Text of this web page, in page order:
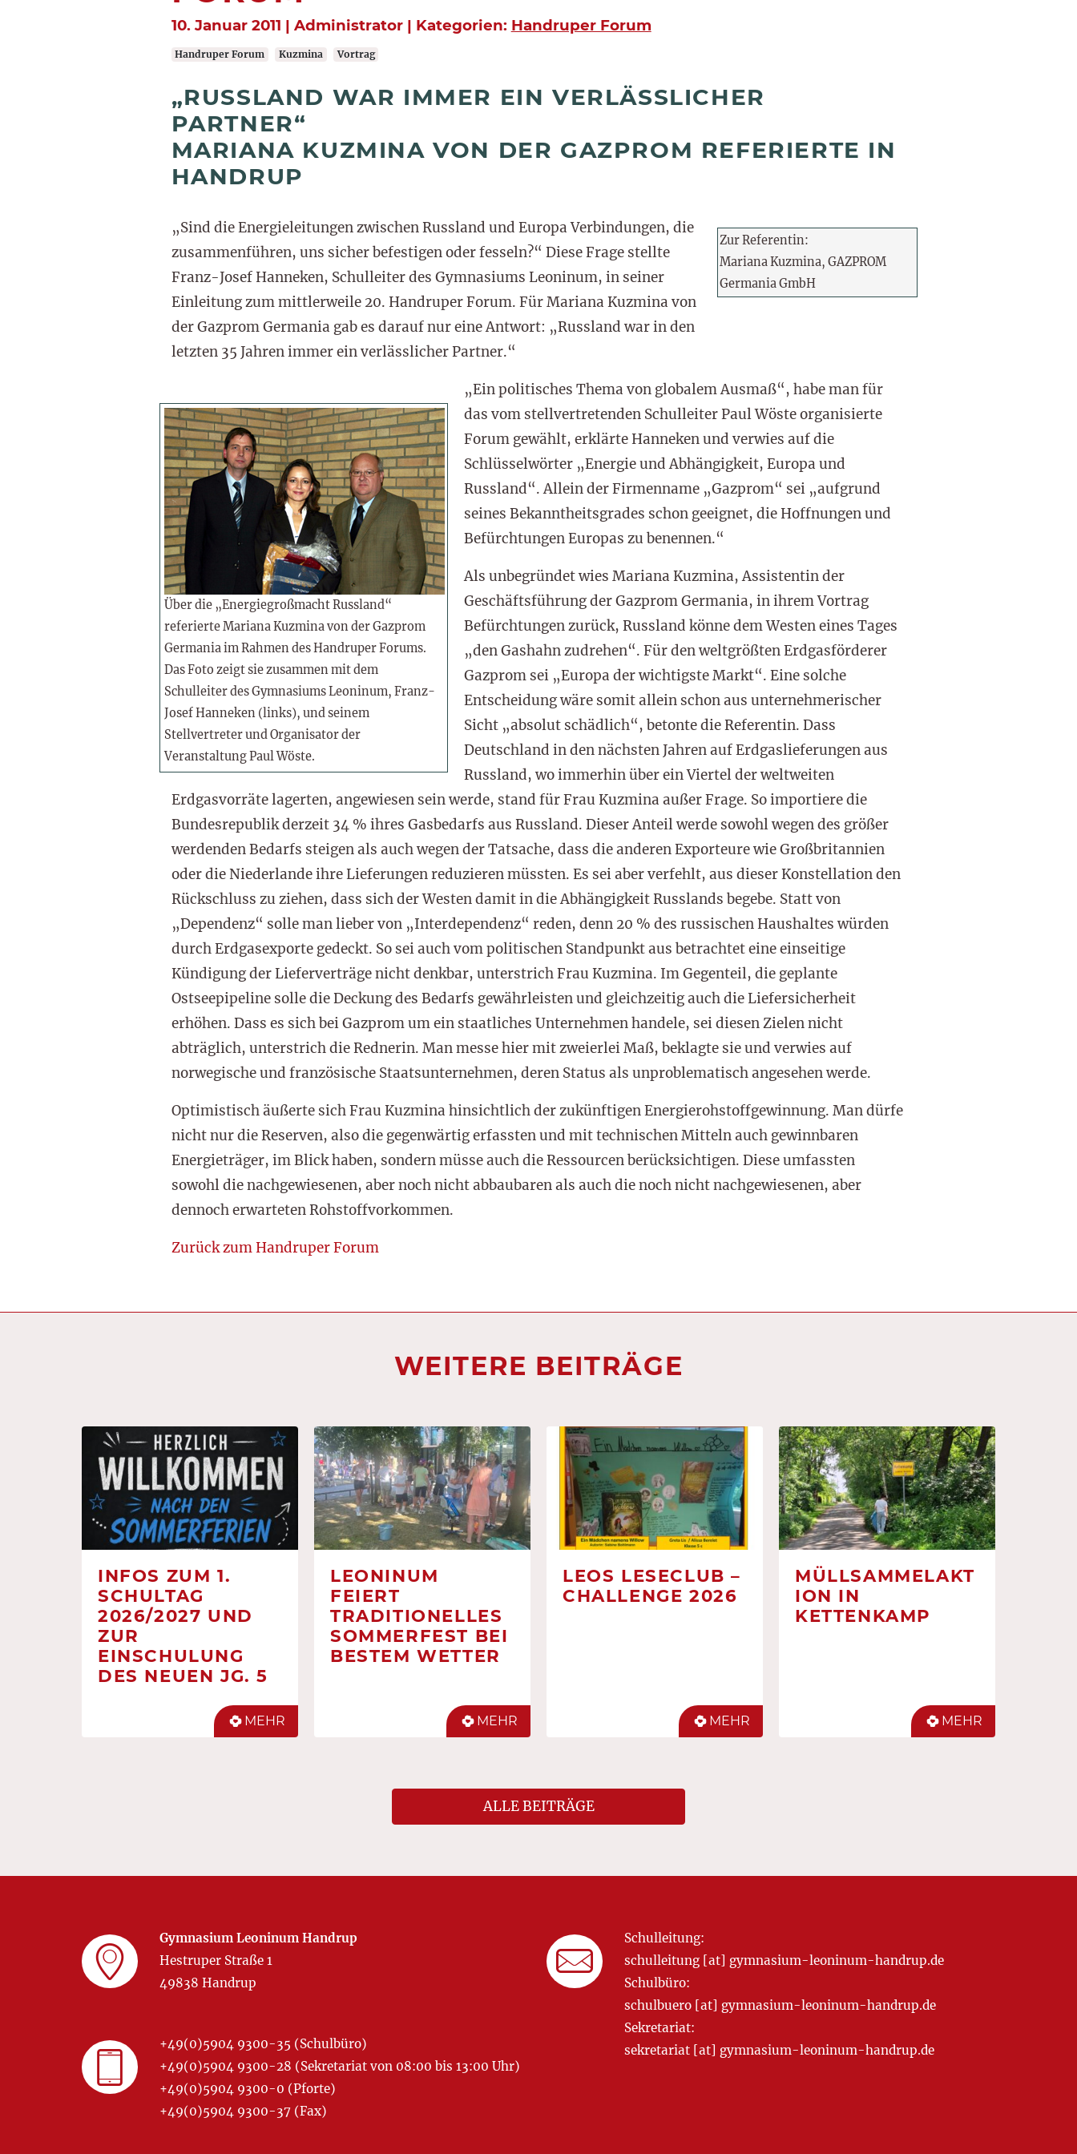
10. Januar 2011 | Administrator | Kategorien: Handruper Forum
Handruper Forum Kuzmina Vortrag
„RUSSLAND WAR IMMER EIN VERLÄSSLICHER
PARTNER“
MARIANA KUZMINA VON DER GAZPROM REFERIERTE IN
HANDRUP
Zur Referentin:
Mariana Kuzmina, GAZPROM
Germania GmbH
„Sind die Energieleitungen zwischen Russland und Europa Verbindungen, die
zusammenführen, uns sicher befestigen oder fesseln?“ Diese Frage stellte
Franz-Josef Hanneken, Schulleiter des Gymnasiums Leoninum, in seiner
Einleitung zum mittlerweile 20. Handruper Forum. Für Mariana Kuzmina von
der Gazprom Germania gab es darauf nur eine Antwort: „Russland war in den
letzten 35 Jahren immer ein verlässlicher Partner.“
Über die „Energiegroßmacht Russland“
referierte Mariana Kuzmina von der Gazprom
Germania im Rahmen des Handruper Forums.
Das Foto zeigt sie zusammen mit dem
Schulleiter des Gymnasiums Leoninum, Franz-
Josef Hanneken (links), und seinem
Stellvertreter und Organisator der
Veranstaltung Paul Wöste.
„Ein politisches Thema von globalem Ausmaß“, habe man für
das vom stellvertretenden Schulleiter Paul Wöste organisierte
Forum gewählt, erklärte Hanneken und verwies auf die
Schlüsselwörter „Energie und Abhängigkeit, Europa und
Russland“. Allein der Firmenname „Gazprom“ sei „aufgrund
seines Bekanntheitsgrades schon geeignet, die Hoffnungen und
Befürchtungen Europas zu benennen.“
Als unbegründet wies Mariana Kuzmina, Assistentin der
Geschäftsführung der Gazprom Germania, in ihrem Vortrag
Befürchtungen zurück, Russland könne dem Westen eines Tages
„den Gashahn zudrehen“. Für den weltgrößten Erdgasförderer
Gazprom sei „Europa der wichtigste Markt“. Eine solche
Entscheidung wäre somit allein schon aus unternehmerischer
Sicht „absolut schädlich“, betonte die Referentin. Dass
Deutschland in den nächsten Jahren auf Erdgaslieferungen aus
Russland, wo immerhin über ein Viertel der weltweiten
Erdgasvorräte lagerten, angewiesen sein werde, stand für Frau Kuzmina außer Frage. So importiere die
Bundesrepublik derzeit 34 % ihres Gasbedarfs aus Russland. Dieser Anteil werde sowohl wegen des größer
werdenden Bedarfs steigen als auch wegen der Tatsache, dass die anderen Exporteure wie Großbritannien
oder die Niederlande ihre Lieferungen reduzieren müssten. Es sei aber verfehlt, aus dieser Konstellation den
Rückschluss zu ziehen, dass sich der Westen damit in die Abhängigkeit Russlands begebe. Statt von
„Dependenz“ solle man lieber von „Interdependenz“ reden, denn 20 % des russischen Haushaltes würden
durch Erdgasexporte gedeckt. So sei auch vom politischen Standpunkt aus betrachtet eine einseitige
Kündigung der Lieferverträge nicht denkbar, unterstrich Frau Kuzmina. Im Gegenteil, die geplante
Ostseepipeline solle die Deckung des Bedarfs gewährleisten und gleichzeitig auch die Liefersicherheit
erhöhen. Dass es sich bei Gazprom um ein staatliches Unternehmen handele, sei diesen Zielen nicht
abträglich, unterstrich die Rednerin. Man messe hier mit zweierlei Maß, beklagte sie und verwies auf
norwegische und französische Staatsunternehmen, deren Status als unproblematisch angesehen werde.
Optimistisch äußerte sich Frau Kuzmina hinsichtlich der zukünftigen Energierohstoffgewinnung. Man dürfe
nicht nur die Reserven, also die gegenwärtig erfassten und mit technischen Mitteln auch gewinnbaren
Energieträger, im Blick haben, sondern müsse auch die Ressourcen berücksichtigen. Diese umfassten
sowohl die nachgewiesenen, aber noch nicht abbaubaren als auch die noch nicht nachgewiesenen, aber
dennoch erwarteten Rohstoffvorkommen.
Zurück zum Handruper Forum
WEITERE BEITRÄGE
INFOS ZUM 1.
SCHULTAG
2026/2027 UND
ZUR
EINSCHULUNG
DES NEUEN JG. 5
MEHR
LEONINUM
FEIERT
TRADITIONELLES
SOMMERFEST BEI
BESTEM WETTER
MEHR
LEOS LESECLUB –
CHALLENGE 2026
MEHR
MÜLLSAMMELAKT
ION IN
KETTENKAMP
MEHR
ALLE BEITRÄGE
Gymnasium Leoninum Handrup
Hestruper Straße 1
49838 Handrup
+49(0)5904 9300-35 (Schulbüro)
+49(0)5904 9300-28 (Sekretariat von 08:00 bis 13:00 Uhr)
+49(0)5904 9300-0 (Pforte)
+49(0)5904 9300-37 (Fax)
Schulleitung:
schulleitung [at] gymnasium-leoninum-handrup.de
Schulbüro:
schulbuero [at] gymnasium-leoninum-handrup.de
Sekretariat:
sekretariat [at] gymnasium-leoninum-handrup.de